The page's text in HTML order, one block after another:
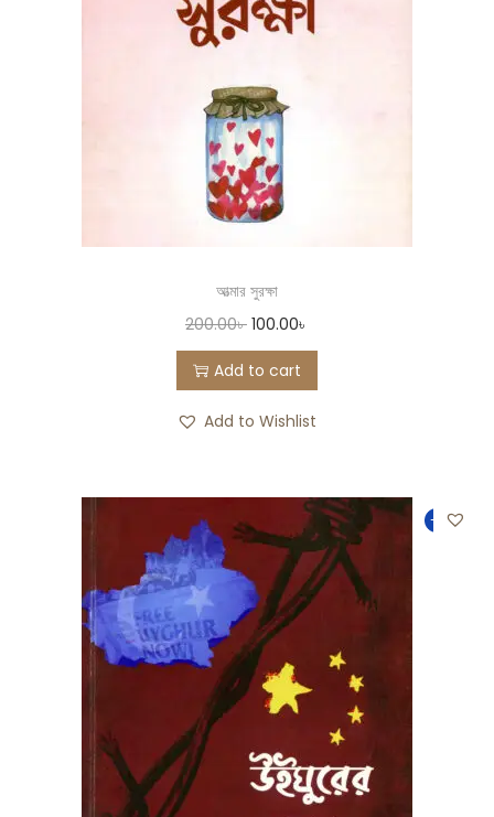
আত্মার সুরক্ষা
200.00৳ 100.00৳
Add to cart
Add to Wishlist
-19%